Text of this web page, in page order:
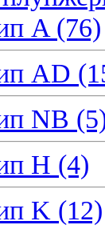
A (76)
AD
NB
H (4)
K (12)